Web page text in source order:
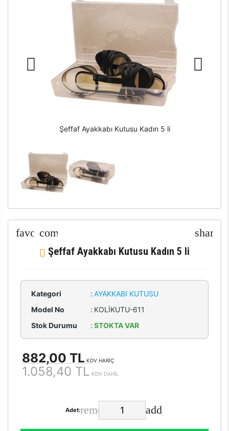
Şeffaf Ayakkabı Kutusu Kadın 5 li
Şeffaf Ayakkabı Kutusu Kadın 5 li
Kategori : AYAKKABI KUTUSU
Model No
: KOLİKUTU-611
Stok Durumu
: STOKTA VAR
882,00 TL KDV HARİÇ
1.058,40 TL KDV DAHİL
Adet: